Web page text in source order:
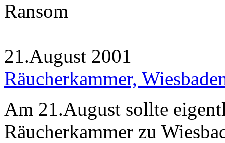
Ransom
21.August 2001
Räucherkammer,
Am 21.August sollte
Räucherkammer zu